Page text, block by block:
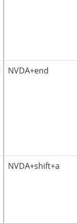
NVDA+end
NVDA+shift+a